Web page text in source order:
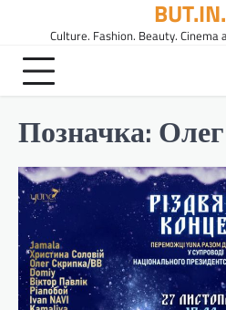
вмісту
Culture. Fashion. Beauty. Cinema
Позначка: